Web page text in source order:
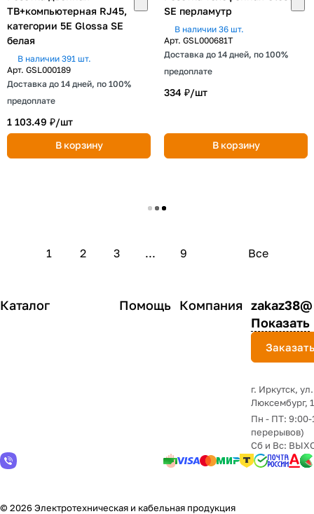
ТВ+компьютерная RJ45,
категории 5Е Glossa SE
белая
В наличии 391 шт.
Арт. GSL000189
Доставка до 14 дней, по 100%
предоплате
1 103.49 ₽/шт
В корзину
SE перламутр
В наличии 36 шт.
Арт. GSL000681T
Доставка до 14 дней, по 100%
предоплате
334 ₽/шт
В корзину
Загрузить еще
1 2 3 ... 9 Все
Каталог Помощь Компания zakaz38@
Показать
г. Иркутск,
Люксембург,
Пн - ПТ: 9:00-
перерывов)
Сб и Вс:
© 2026 Электротехническая и кабельная продукция